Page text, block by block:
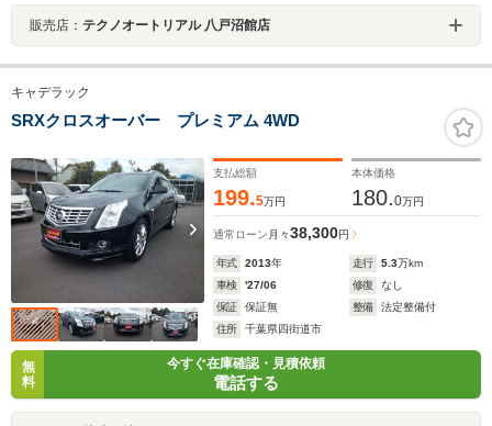
販売店： テクノオートリアル 八戸沼館店
キャデラック
SRXクロスオーバー プレミアム 4WD
支払総額
199.5万円
本体価格
180.0万円
通常ローン 月々38,300円
年式 2013年 走行 5.3万km
車検
'27/06 修復
なし
保証
保証無 整備
法定整備付
住所
千葉県四街道市
無
料
今すぐ在庫確認・見積依頼
電話する